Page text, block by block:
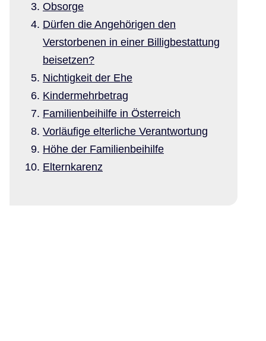
Obsorge
Dürfen die Angehörigen den
Verstorbenen in einer Billigbestattung
beisetzen?
Nichtigkeit der Ehe
Kindermehrbetrag
Familienbeihilfe in Österreich
Vorläufige elterliche Verantwortung
Höhe der Familienbeihilfe
Elternkarenz